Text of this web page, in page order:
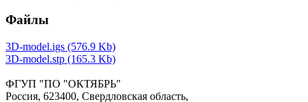
Файлы
3D-model.igs (576.9 Kb)
3D-model.stp (165.3 Kb)
ФГУП "ПО "ОКТЯБРЬ"
Россия, 623400, Свердловская область,